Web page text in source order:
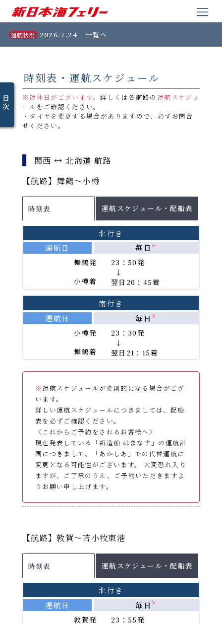
運航状況 2026.7.24 一覧へ
目
次
時刻表・運航スケジュール
※運休日がございます。 詳しくは各航路の 運航スケジュ
ール をご確認ください。
・ダイヤを変更する場合がありますので、必ずお問合
せください。
関西 ↔ 北海道 航路
【航路】舞鶴～小樽
時刻表
北行き
運航日
毎日 ※
舞鶴発
小樽着
23：50発
→
翌日20：45着
南行き
運航日
毎日 ※
小樽発
舞鶴着
23：30発
→
翌日21：15着
※運航スケジュールが変則的になる場合がござ
います。
詳しい運航スケジュールにつきましては、配船
表を必ずご確認ください。
〈これからご予約をされるお客様へ〉
現在発表している「新造船 はまなす」の運航計
画につきまして、「あかしあ」での代替運航に
変更となる可能性がございます。 大変恐れ入り
ますが、ご了承のうえ、ご予約いただきますよ
うお願い申し上げます。
運航スケジュール・配船表
各運航日の船舶名はこちらをご確認ください。
PDF
PDF
2026年10月 PDF
2026年11月 PDF
【航路】敦賀～苫小牧東港
時刻表
北行き
運航日
毎日 ※
敦賀発
23：55発
運航スケジュール・配船表